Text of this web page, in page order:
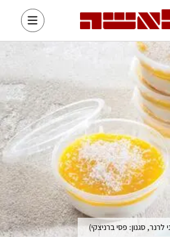
לרנר, סגנון: פסי ברניצקי)